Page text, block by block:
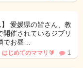
】 愛媛県の皆さん、教
開催されているジブリ
でお昼…
はじめてのママリ🔰 1